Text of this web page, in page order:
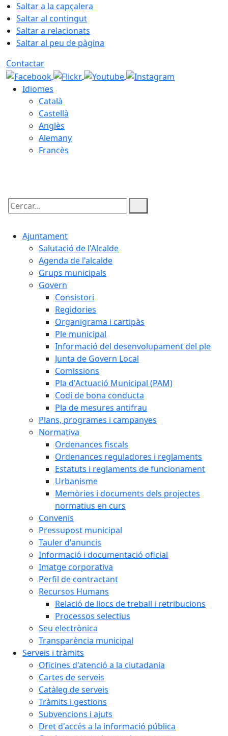
Saltar a la capçalera
Saltar al contingut
Saltar a relacionats
Saltar al peu de pàgina
Contactar
Idiomes
Català
Castellà
Anglès
Alemany
Francès
Cercar:
Ajuntament
Salutació de l'Alcalde
Agenda de l'alcalde
Grups municipals
Govern
Consistori
Regidories
Organigrama i cartipàs
Ple municipal
Informació del desenvolupament del ple
Junta de Govern Local
Comissions
Pla d'Actuació Municipal (PAM)
Codi de bona conducta
Pla de mesures antifrau
Plans, programes i campanyes
Normativa
Ordenances fiscals
Ordenances reguladores i reglaments
Estatuts i reglaments de funcionament
Urbanisme
Memòries i documents dels projectes
normatius en curs
Convenis
Pressupost municipal
Tauler d'anuncis
Informació i documentació oficial
Imatge corporativa
Perfil de contractant
Recursos Humans
Relació de llocs de treball i retribucions
Processos selectius
Seu electrònica
Transparència municipal
Serveis i tràmits
Oficines d'atenció a la ciutadania
Cartes de serveis
Catàleg de serveis
Tràmits i gestions
Subvencions i ajuts
Dret d'accés a la informació pública